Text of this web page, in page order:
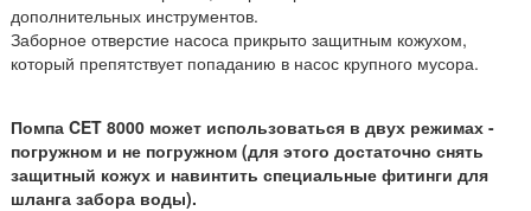
дополнительных инструментов.
Заборное отверстие насоса прикрыто защитным кожухом,
который препятствует попаданию в насос крупного мусора.
Помпа CET 8000 может использоваться в двух режимах -
погружном и не погружном (для этого достаточно снять
защитный кожух и навинтить специальные фитинги для
шланга забора воды).